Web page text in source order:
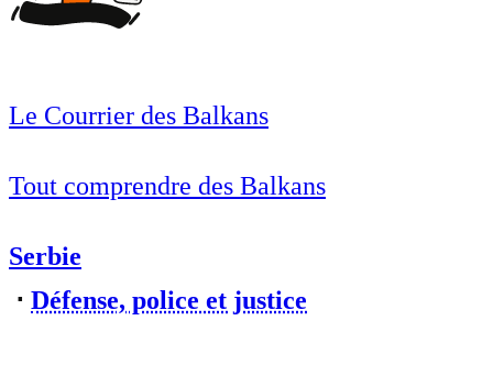
Le Courrier des Balkans
Tout comprendre des Balkans
Serbie
⋅ Défense, police et justice